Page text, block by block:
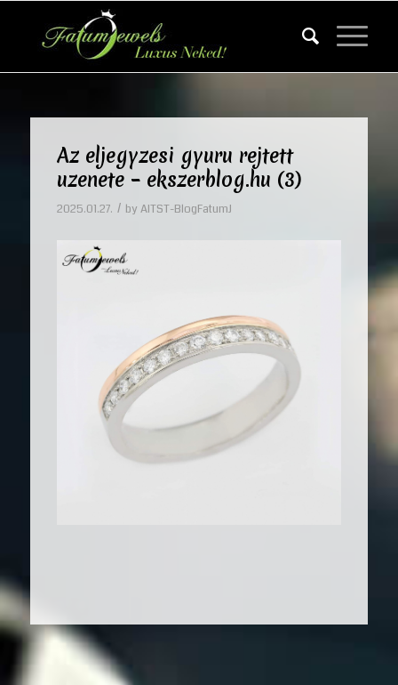
Az eljegyzesi gyuru rejtett
uzenete – ekszerblog.hu (3)
2025.01.27. / by AITST-BlogFatumJ